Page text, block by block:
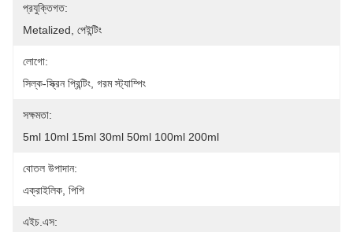
প্রযুক্তিগত:
Metalized, পেইন্টিং
লোগো:
সিল্ক-স্ক্রিন প্রিন্টিং, গরম স্ট্যাম্পিং
সক্ষমতা:
5ml 10ml 15ml 30ml 50ml 100ml 200ml
বোতল উপাদান:
এক্রাইলিক, পিপি
এইচ.এস: